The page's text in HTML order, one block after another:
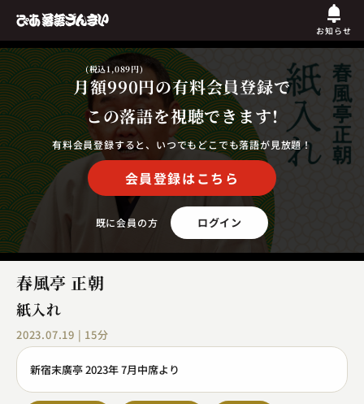
お知らせ
月額990円
(税込1,089円)
の有料会員登録で
この落語を視聴できます!
有料会員登録すると、いつでもどこでも落語が見放題！
会員登録はこちら
既に会員の方 ログイン
春風亭 正朝
紙入れ
2023.07.19 | 15分
新宿末廣亭 2023年 7月中席より